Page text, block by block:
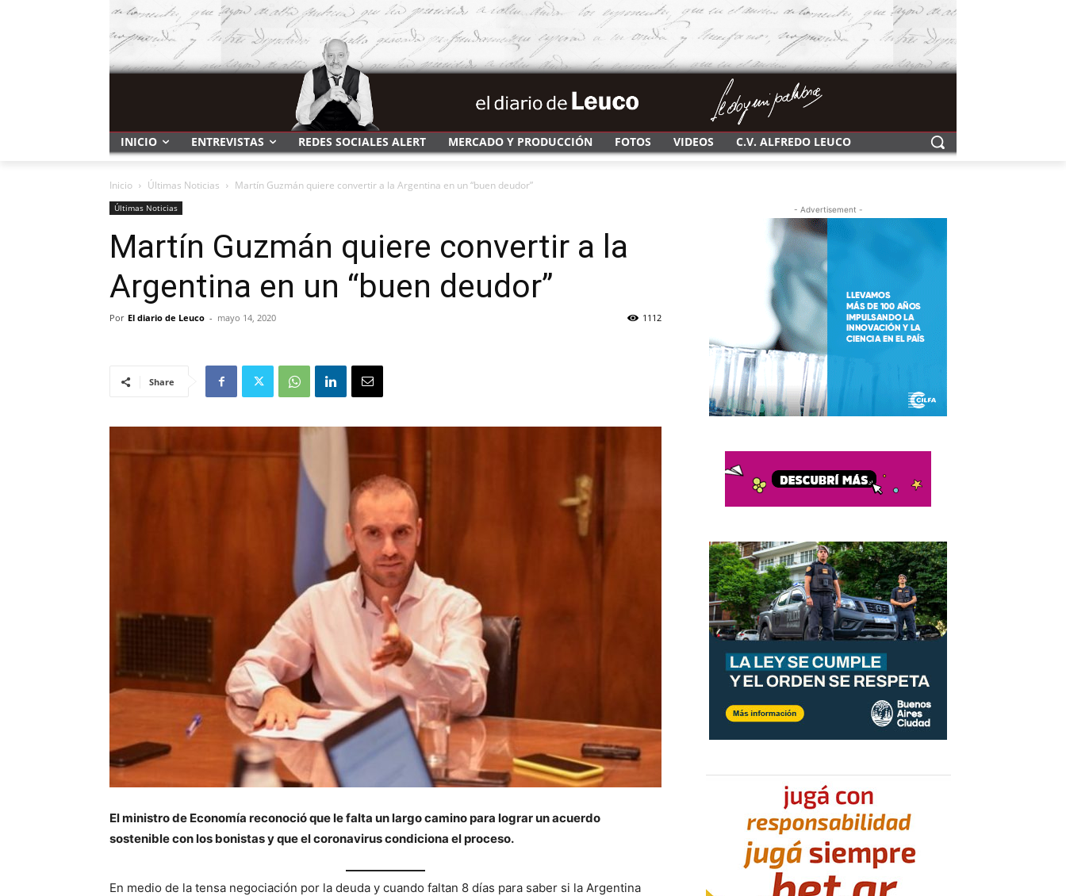
INICIO ENTREVISTAS REDES SOCIALES ALERT MERCADO Y PRODUCCIÓN FOTOS VIDEOS C.V. ALFREDO LEUCO
Inicio Últimas Noticias Martín Guzmán quiere convertir a la Argentina en un “buen deudor”
Últimas Noticias
Martín Guzmán quiere convertir a la
Argentina en un “buen deudor”
Por El diario de Leuco - mayo 14, 2020 1112
Share
El ministro de Economía reconoció que le falta un largo camino para lograr un acuerdo
sostenible con los bonistas y que el coronavirus condiciona el proceso.
En medio de la tensa negociación por la deuda y cuando faltan 8 días para saber si la Argentina
- Advertisement -